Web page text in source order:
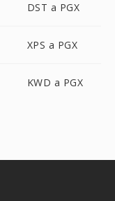
DST a PGX
XPS a PGX
KWD a PGX